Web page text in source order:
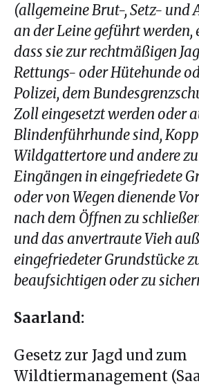
(allgemeine Brut-, Setz- und
an der Leine geführt werden,
dass sie zur rechtmäßigen
Rettungs- oder Hütehunde
Polizei, dem
Zoll eingesetzt werden oder
Blindenführhunde sind,
Wildgattertore und andere
Eingängen in eingefriedete
oder von Wegen dienende
nach dem Öffnen zu
und das anvertraute Vieh
eingefriedeter Grundstücke
beaufsichtigen oder zu
Saarland:
Gesetz zur Jagd und zum
Wildtiermanagement